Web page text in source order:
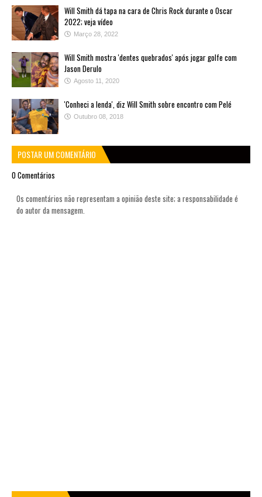
Will Smith dá tapa na cara de Chris Rock durante o Oscar
2022; veja vídeo
Março 28, 2022
Will Smith mostra 'dentes quebrados' após jogar golfe com
Jason Derulo
Agosto 11, 2020
'Conheci a lenda', diz Will Smith sobre encontro com Pelé
Outubro 08, 2018
POSTAR UM COMENTÁRIO
0 Comentários
Os comentários não representam a opinião deste site; a responsabilidade é
do autor da mensagem.